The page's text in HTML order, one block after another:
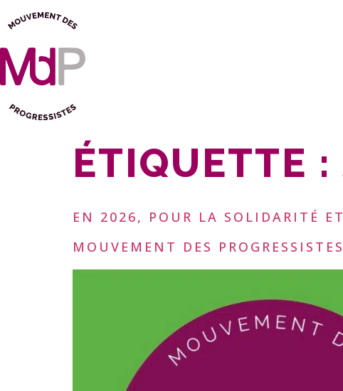
ÉTIQUETTE :
EN 2026, POUR LA SOLIDARITÉ
MOUVEMENT DES